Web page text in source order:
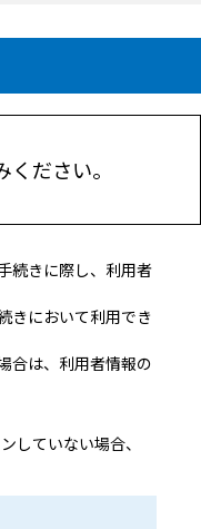
ださい。
続きに際し、利用者
きにおいて利用でき
合は、利用者情報の
していない場合、